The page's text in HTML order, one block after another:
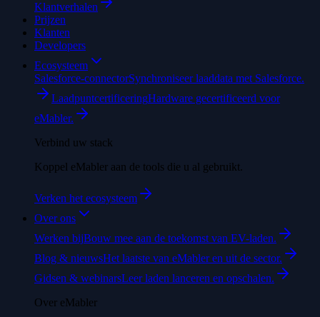
Klantverhalen
Prijzen
Klanten
Developers
Ecosysteem
Salesforce-connectorSynchroniseer laaddata met Salesforce.
LaadpuntcertificeringHardware gecertificeerd voor
eMabler.
Verbind uw stack
Koppel eMabler aan de tools die u al gebruikt.
Verken het ecosysteem
Over ons
Werken bijBouw mee aan de toekomst van EV-laden.
Blog & nieuwsHet laatste van eMabler en uit de sector.
Gidsen & webinarsLeer laden lanceren en opschalen.
Over eMabler